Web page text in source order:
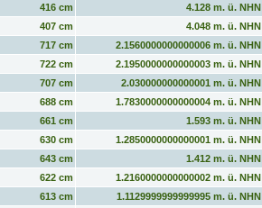
416 cm
4.128 m. ü. NHN
407 cm
4.048 m. ü. NHN
717 cm
2.1560000000000006 m. ü. NHN
722 cm
2.1950000000000003 m. ü. NHN
707 cm
2.030000000000001 m. ü. NHN
688 cm
1.7830000000000004 m. ü. NHN
661 cm
1.593 m. ü. NHN
630 cm
1.2850000000000001 m. ü. NHN
643 cm
1.412 m. ü. NHN
622 cm
1.2160000000000002 m. ü. NHN
613 cm
1.1129999999999995 m. ü. NHN